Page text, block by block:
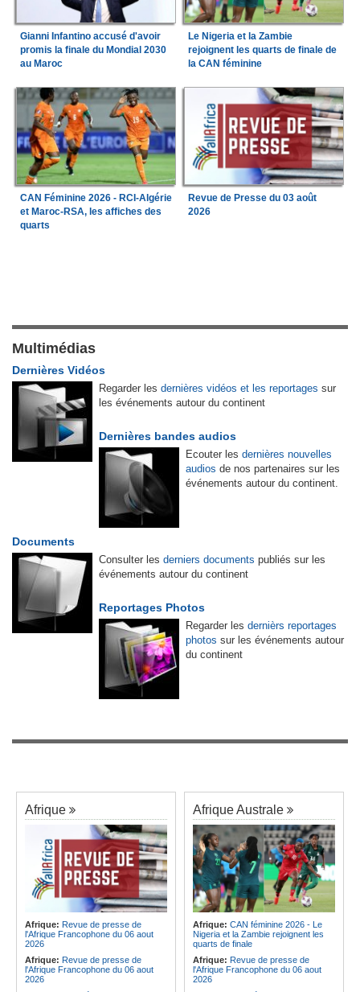
Gianni Infantino accusé d'avoir
promis la finale du Mondial 2030
au Maroc
Le Nigeria et la Zambie
rejoignent les quarts de finale de
la CAN féminine
CAN Féminine 2026 - RCI-Algérie
et Maroc-RSA, les affiches des
quarts
Revue de Presse du 03 août
2026
Multimédias
Dernières Vidéos
Regarder les dernières vidéos et les reportages sur
les événements autour du continent
Dernières bandes audios
Ecouter les dernières nouvelles
audios de nos partenaires sur les
événements autour du continent.
Documents
Consulter les derniers documents publiés sur les
événements autour du continent
Reportages Photos
Regarder les dernièrs reportages
photos sur les événements autour
du continent
Afrique
Afrique: Revue de presse de
l'Afrique Francophone du 06 aout
2026
Afrique: Revue de presse de
l'Afrique Francophone du 06 aout
2026
Afrique Australe
Afrique: CAN féminine 2026 - Le
Nigeria et la Zambie rejoignent les
quarts de finale
Afrique: Revue de presse de
l'Afrique Francophone du 06 aout
2026